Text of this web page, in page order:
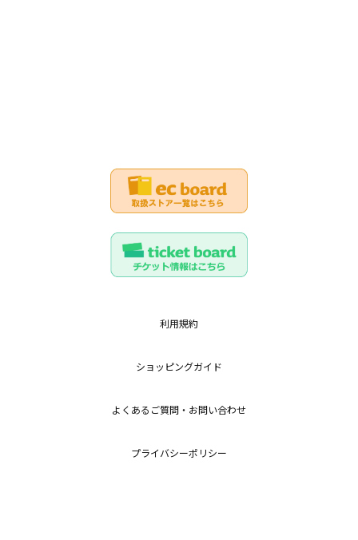
利用規約
ショッピングガイド
よくあるご質問・お問い合わせ
プライバシーポリシー